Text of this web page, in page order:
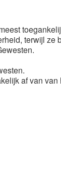
terwijl ze
af van